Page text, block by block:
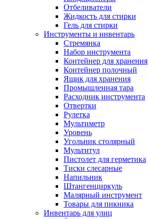
Отбеливатели
Жидкость для стирки
Гель для стирки
Инструменты и инвентарь
Стремянка
Набор инструмента
Контейнер для хранения
Контейнер полочный
Ящик для хранения
Промышленная тара
Расходник инструмента
Отвертки
Рулетка
Мультиметр
Уровень
Угольник столярный
Мультитул
Пистолет для герметика
Тиски слесарные
Напильник
Штангенциркуль
Малярный инструмент
Товары для пикника
Инвентарь для улиц